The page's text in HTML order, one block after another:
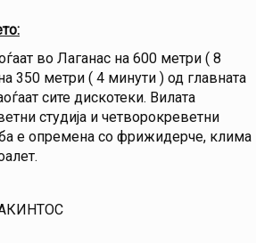
во Лаганас на 600 метри ( 8
350 метри ( 4 минути ) од главната
сите дискотеки. Вилата
студија и четворокреветни
е опремена со фрижидерче, клима